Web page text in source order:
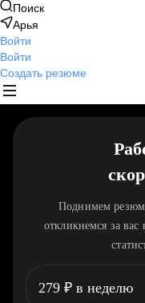
Поиск
Арья
Войти
Войти
Создать резюме
Поднимем
откликнемся за
279 ₽ в неделю